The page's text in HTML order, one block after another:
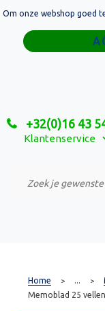
+32(0)16 43
Klantenservice
Home
Relatiegeschenken
Custom Made Projecten
Home > ... >
Memoblad 25
Om onze webshop goed